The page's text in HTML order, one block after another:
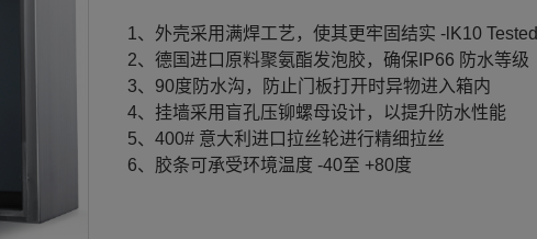
1、外壳采用满焊工艺，使其更牢固结实 -lK10 Tested
2、德国进口原料聚氨酯发泡胶，确保IP66 防水等级
3、90度防水沟，防止门板打开时异物进入箱内
4、挂墙采用盲孔压铆螺母设计，以提升防水性能
5、400# 意大利进口拉丝轮进行精细拉丝
6、胶条可承受环境温度 -40至 +80度